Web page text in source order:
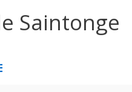
Saintonge